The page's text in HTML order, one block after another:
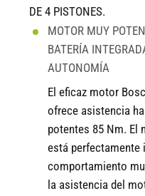
DE 4 PISTONES.
MOTOR MUY
BATERÍA
AUTONOMÍA
El eficaz motor
ofrece asistencia
potentes 85 Nm. El
está perfectamente
comportamiento
la asistencia del